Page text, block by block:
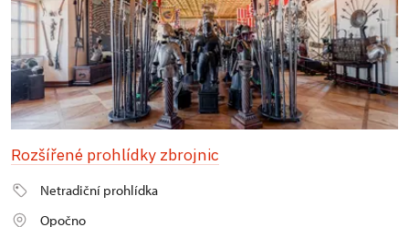
Rozšířené prohlídky zbrojnic
Netradiční prohlídka
Opočno